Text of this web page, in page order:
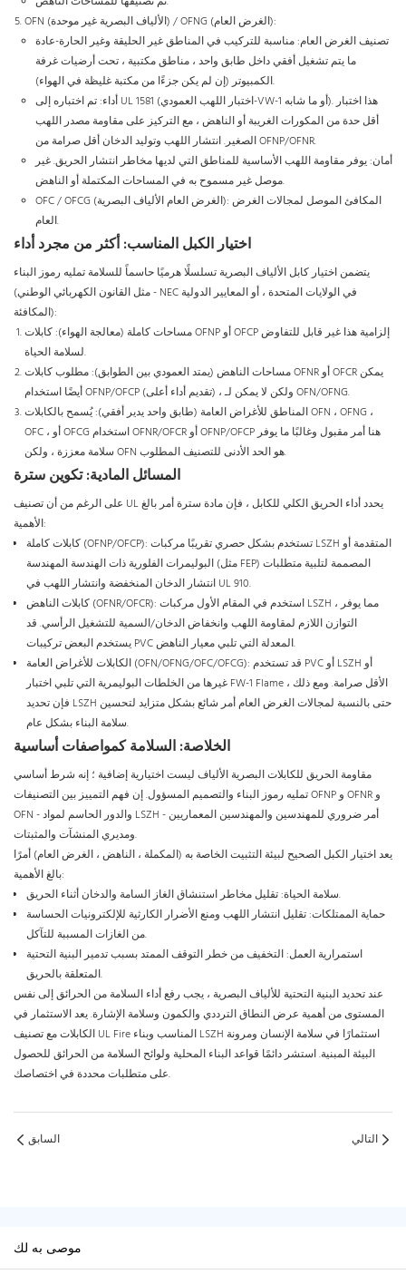
OFN (الألياف البصرية غير موحدة) / OFNG (الغرض العام):
تصنيف الغرض العام: مناسبة للتركيب في المناطق غير الحليقة وغير الحارة-عادة
ما يتم تشغيل أفقي داخل طابق واحد ، مناطق مكتبية ، تحت أرضيات غرفة
الكمبيوتر (إن لم يكن جزءًا من مكتبة غليظة في الهواء).
أداء: تم اختباره إلى UL 1581 (اختبار اللهب العمودي-VW-1 أو ما شابه). هذا اختبار
أقل حدة من المكورات الغريبة أو الناهض ، مع التركيز على مقاومة مصدر اللهب
الصغير. انتشار اللهب وتوليد الدخان أقل صرامة من OFNP/OFNR.
أمان: يوفر مقاومة اللهب الأساسية للمناطق التي لديها مخاطر انتشار الحريق. غير
موصل غير مسموح به في المساحات المكتملة أو الناهض.
OFC / OFCG (الغرض العام الألياف البصرية): المكافئ الموصل لمجالات الغرض
العام.
اختيار الكبل المناسب: أكثر من مجرد أداء
يتضمن اختيار كابل الألياف البصرية تسلسلًا هرميًا حاسماً للسلامة تمليه رموز البناء
(مثل القانون الكهربائي الوطني - NEC في الولايات المتحدة ، أو المعايير الدولية
المكافئة):
مساحات كاملة (معالجة الهواء): كابلات OFNP أو OFCP إلزامية هذا غير قابل للتفاوض
لسلامة الحياة.
مساحات الناهض (يمتد العمودي بين الطوابق): مطلوب كابلات OFNR أو OFCR يمكن
أيضًا استخدام OFNP/OFCP (تقديم أداء أعلى) ، ولكن لا يمكن لـ OFN/OFNG.
المناطق للأغراض العامة (طابق واحد يدير أفقي): يُسمح بالكابلات OFN ، OFNG ،
OFC ، أو OFCG استخدام OFNR/OFCR أو OFNP/OFCP هنا أمر مقبول وغالبًا ما يوفر
سلامة معززة ، ولكن OFN هو الحد الأدنى للتصنيف المطلوب.
المسائل المادية: تكوين سترة
على الرغم من أن تصنيف UL يحدد أداء الحريق الكلي للكابل ، فإن مادة سترة أمر بالغ
الأهمية:
كابلات كاملة (OFNP/OFCP): تستخدم بشكل حصري تقريبًا مركبات LSZH المتقدمة أو
البوليمرات الفلورية ذات الهندسة المهندسة (مثل FEP) المصممة لتلبية متطلبات
انتشار الدخان المنخفضة وانتشار اللهب في UL 910.
كابلات الناهض (OFNR/OFCR): استخدم في المقام الأول مركبات LSZH ، مما يوفر
التوازن اللازم لمقاومة اللهب وانخفاض الدخان/السمية للتشغيل الرأسي. قد
يستخدم البعض تركيبات PVC المعدلة التي تلبي معيار الناهض.
الكابلات للأغراض العامة (OFN/OFNG/OFC/OFCG): قد تستخدم PVC أو LSZH أو
غيرها من الخلطات البوليمرية التي تلبي اختبار FW-1 Flame الأقل صرامة. ومع ذلك ،
فإن تحديد LSZH حتى بالنسبة لمجالات الغرض العام أمر شائع بشكل متزايد لتحسين
سلامة البناء بشكل عام.
الخلاصة: السلامة كمواصفات أساسية
مقاومة الحريق للكابلات البصرية الألياف ليست اختيارية إضافية ؛ إنه شرط أساسي
تمليه رموز البناء والتصميم المسؤول. إن فهم التمييز بين التصنيفات OFNP و OFNR و
OFN - والدور الحاسم لمواد LSZH - أمر ضروري للمهندسين والمهندسين المعماريين
ومديري المنشآت والمثبتات.
يعد اختيار الكبل الصحيح لبيئة التثبيت الخاصة به (المكملة ، الناهض ، الغرض العام) أمرًا
بالغ الأهمية:
سلامة الحياة: تقليل مخاطر استنشاق الغاز السامة والدخان أثناء الحريق.
حماية الممتلكات: تقليل انتشار اللهب ومنع الأضرار الكارثية للإلكترونيات الحساسة
من الغازات المسببة للتآكل.
استمرارية العمل: التخفيف من خطر التوقف الممتد بسبب تدمير البنية التحتية
المتعلقة بالحريق.
عند تحديد البنية التحتية للألياف البصرية ، يجب رفع أداء السلامة من الحرائق إلى نفس
المستوى من أهمية عرض النطاق الترددي والكمون وسلامة الإشارة. يعد الاستثمار في
الكابلات مع تصنيف UL Fire المناسب وبناء LSZH استثمارًا في سلامة الإنسان ومرونة
البيئة المبنية. استشر دائمًا قواعد البناء المحلية ولوائح السلامة من الحرائق للحصول
على متطلبات محددة في اختصاصك.
السابق التالي
موصى به لك